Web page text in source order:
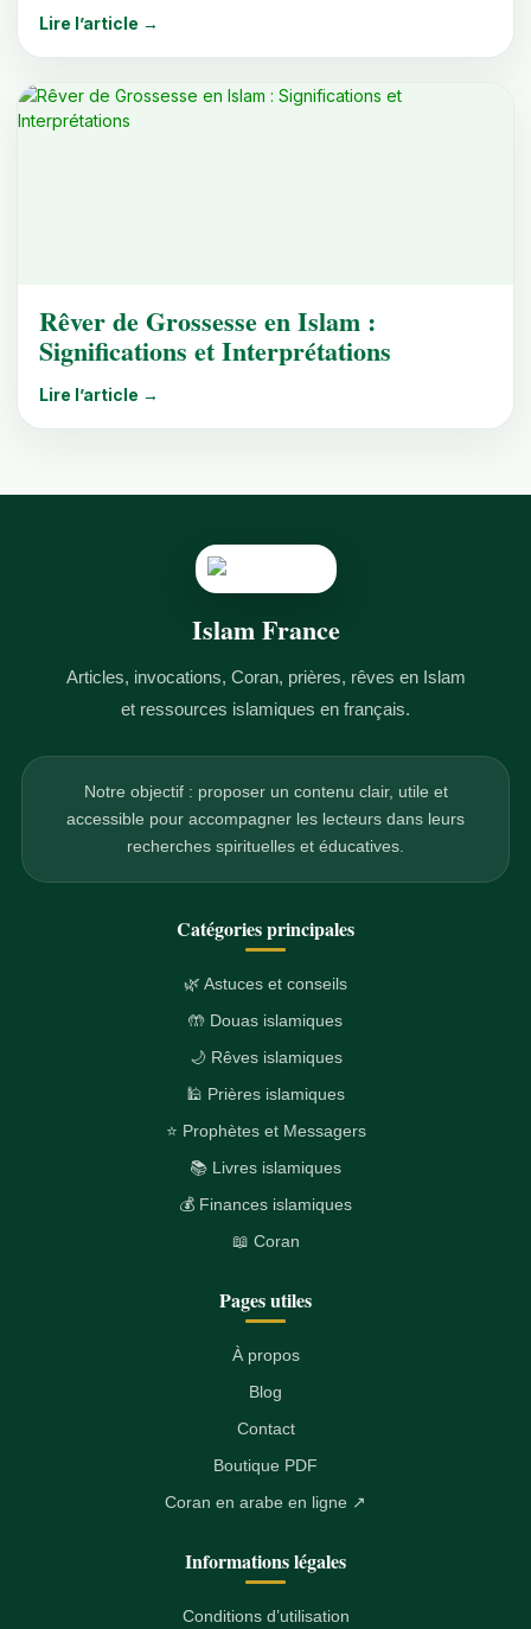
Lire l’article →
Rêver de Grossesse en Islam :
Significations et Interprétations
Lire l’article →
Islam France
Articles, invocations, Coran, prières, rêves en Islam
et ressources islamiques en français.
Notre objectif : proposer un contenu clair, utile et
accessible pour accompagner les lecteurs dans leurs
recherches spirituelles et éducatives.
Catégories principales
🌿 Astuces et conseils
🤲 Douas islamiques
🌙 Rêves islamiques
🕌 Prières islamiques
⭐ Prophètes et Messagers
📚 Livres islamiques
💰 Finances islamiques
📖 Coran
Pages utiles
À propos
Blog
Contact
Boutique PDF
Coran en arabe en ligne ↗
Informations légales
Conditions d’utilisation